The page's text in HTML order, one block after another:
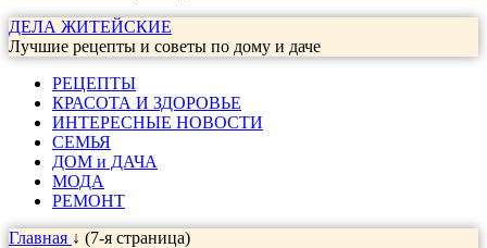
ДЕЛА ЖИТЕЙСКИЕ
Лучшие рецепты и советы по дому и даче
РЕЦЕПТЫ
КРАСОТА И ЗДОРОВЬЕ
ИНТЕРЕСНЫЕ НОВОСТИ
СЕМЬЯ
ДОМ и ДАЧА
МОДА
РЕМОНТ
Главная ↓ (7-я страница)